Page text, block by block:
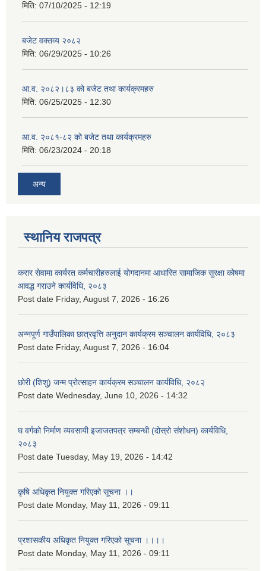
मिति: 07/10/2025 - 12:19
बजेट वक्तव्य २०८२
मिति: 06/29/2025 - 10:26
आ.व. २०८२।८३ को बजेट तथा कार्यक्रमहरु
मिति: 06/25/2025 - 12:30
आ.व. २०८१-८२ को बजेट तथा कार्यक्रमहरु
मिति: 06/23/2024 - 20:18
अन्य
स्थानिय राजपत्र
करार सेवामा कार्यरत कर्मचारीहरुलाई योगदानमा आधारित सामाजिक सुरक्षा कोषमा
आवद्ध गराउने कार्यविधि, २०८३
Post date Friday, August 7, 2026 - 16:26
अन्नपूर्ण गाउँपालिका छात्रवृत्ति अनुदान कार्यक्रम सञ्चालन कार्यविधि, २०८३
Post date Friday, August 7, 2026 - 16:04
छोरी (शिशु) जन्म प्रोत्साहन कार्यक्रम सञ्चालन कार्यविधि, २०८२
Post date Wednesday, June 10, 2026 - 14:32
घ वर्गको निर्माण व्यवसायी इजाजतपत्र सम्बन्धी (दोस्रो संशोधन) कार्यविधि,
२०८३
Post date Tuesday, May 19, 2026 - 14:42
कृषि अधिकृत नियुक्त गरिएको सूचना ।।
Post date Monday, May 11, 2026 - 09:11
प्रशासकीय अधिकृत नियुक्त गरिएको सूचना ।।।।
Post date Monday, May 11, 2026 - 09:11